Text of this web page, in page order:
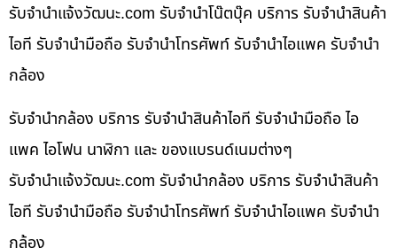
รับจํานําแจ้งวัฒนะ.com รับจำนำโน๊ตบุ๊ค บริการ รับจำนำสินค้า
ไอที รับจำนำมือถือ รับจำนำโทรศัพท์ รับจำนำไอแพค รับจำนำ
กล้อง
รับจำนำกล้อง บริการ รับจำนำสินค้าไอที รับจำนำมือถือ ไอ
แพค ไอโฟน นาฬิกา และ ของแบรนด์เนมต่างๆ
รับจํานําแจ้งวัฒนะ.com รับจำนำกล้อง บริการ รับจำนำสินค้า
ไอที รับจำนำมือถือ รับจำนำโทรศัพท์ รับจำนำไอแพค รับจำนำ
กล้อง